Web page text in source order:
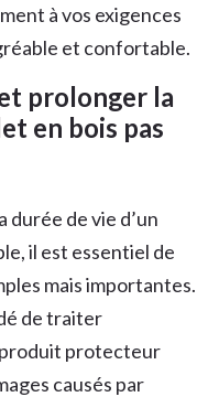
à vos exigences
et confortable.
prolonger la
en bois pas
de vie d’un
il est essentiel de
mais importantes.
de traiter
protecteur
causés par